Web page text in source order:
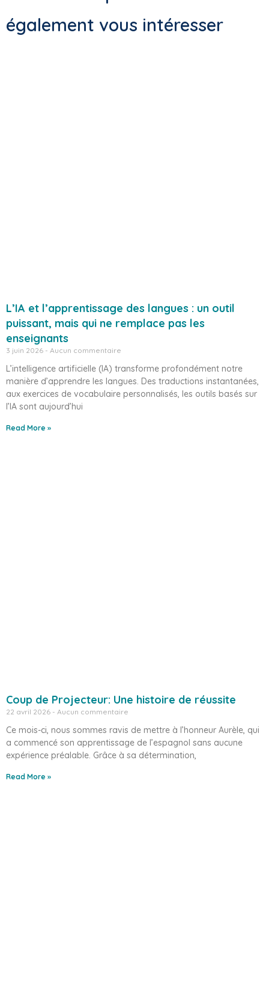
également vous intéresser
L’IA et l’apprentissage des langues : un outil
puissant, mais qui ne remplace pas les
enseignants
3 juin 2026 Aucun commentaire
L’intelligence artificielle (IA) transforme profondément notre
manière d’apprendre les langues. Des traductions instantanées,
aux exercices de vocabulaire personnalisés, les outils basés sur
l’IA sont aujourd’hui
Read More »
Coup de Projecteur: Une histoire de réussite
22 avril 2026 Aucun commentaire
Ce mois-ci, nous sommes ravis de mettre à l’honneur Aurèle, qui
a commencé son apprentissage de l’espagnol sans aucune
expérience préalable. Grâce à sa détermination,
Read More »